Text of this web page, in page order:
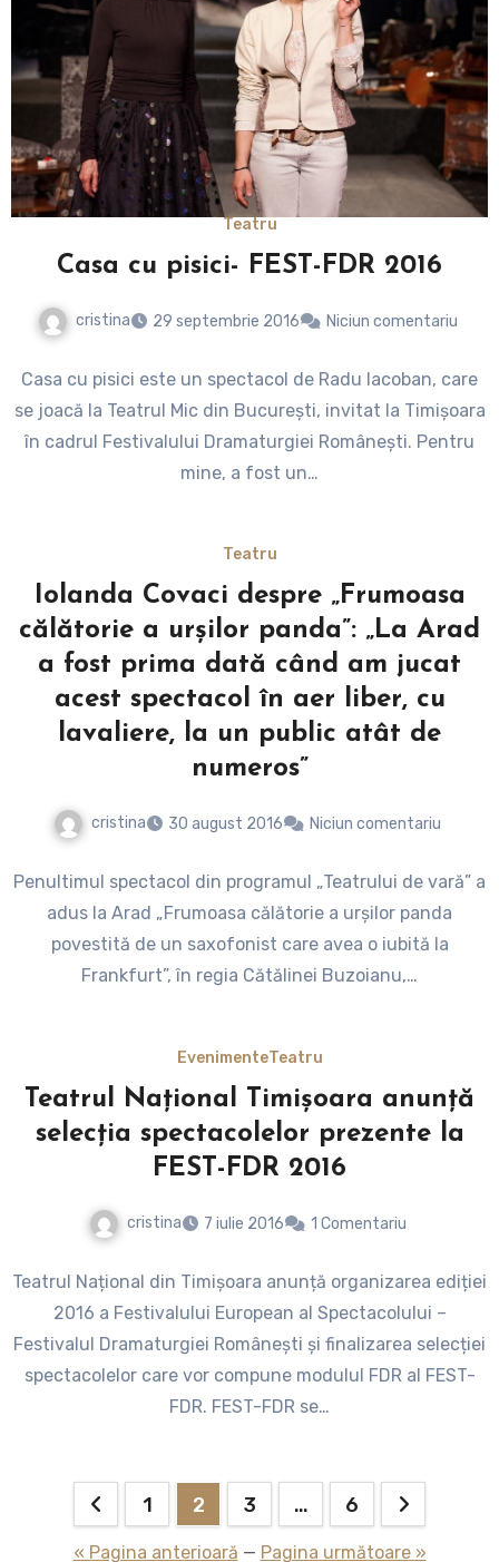
Teatru
Casa cu pisici- FEST-FDR 2016
cristina 29 septembrie 2016 Niciun comentariu
Casa cu pisici este un spectacol de Radu Iacoban, care
se joacă la Teatrul Mic din București, invitat la Timişoara
în cadrul Festivalului Dramaturgiei Româneşti. Pentru
mine, a fost un…
Teatru
Iolanda Covaci despre „Frumoasa
călătorie a urșilor panda”: „La Arad
a fost prima dată când am jucat
acest spectacol în aer liber, cu
lavaliere, la un public atât de
numeros”
cristina 30 august 2016 Niciun comentariu
Penultimul spectacol din programul „Teatrului de vară” a
adus la Arad „Frumoasa călătorie a urșilor panda
povestită de un saxofonist care avea o iubită la
Frankfurt”, în regia Cătălinei Buzoianu,…
EvenimenteTeatru
Teatrul Național Timișoara anunță
selecția spectacolelor prezente la
FEST-FDR 2016
cristina 7 iulie 2016 1 Comentariu
Teatrul Național din Timișoara anunță organizarea ediției
2016 a Festivalului European al Spectacolului –
Festivalul Dramaturgiei Românești și finalizarea selecției
spectacolelor care vor compune modulul FDR al FEST-
FDR. FEST-FDR se…
Paginație
articole
1 2 3 … 6
« Pagina anterioară — Pagina următoare »